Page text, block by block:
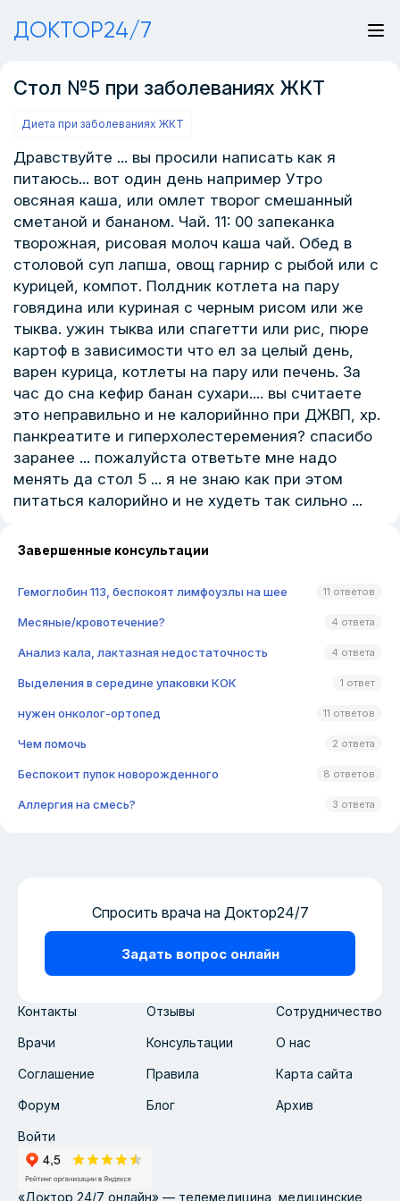
ДОКТОР24/7
Стол №5 при заболеваниях ЖКТ
Диета при заболеваниях ЖКТ
Дравствуйте ... вы просили написать как я
питаюсь... вот один день например Утро
овсяная каша, или омлет творог смешанный
сметаной и бананом. Чай. 11: 00 запеканка
творожная, рисовая молоч каша чай. Обед в
столовой суп лапша, овощ гарнир с рыбой или с
курицей, компот. Полдник котлета на пару
говядина или куриная с черным рисом или же
тыква. ужин тыква или спагетти или рис, пюре
картоф в зависимости что ел за целый день,
варен курица, котлеты на пару или печень. За
час до сна кефир банан сухари.... вы считаете
это неправильно и не калорийнно при ДЖВП, хр.
панкреатите и гиперхолестеремения? спасибо
заранее ... пожалуйста ответьте мне надо
менять да стол 5 ... я не знаю как при этом
питаться калорийно и не худеть так сильно ...
Завершенные консультации
Гемоглобин 113, беспокоят лимфоузлы на шее 11 ответов
Месяные/кровотечение? 4 ответа
Анализ кала, лактазная недостаточность 4 ответа
Выделения в середине упаковки КОК 1 ответ
нужен онколог-ортопед 11 ответов
Чем помочь 2 ответа
Беспокоит пупок новорожденного 8 ответов
Аллергия на смесь? 3 ответа
Контакты Отзывы Сотрудничество
Врачи Консультации О нас
Соглашение Правила Карта сайта
Форум Блог Архив
Войти
Спросить врача на Доктор24/7
Задать вопрос онлайн
«Доктор 24/7 онлайн» — телемедицина, медицинские